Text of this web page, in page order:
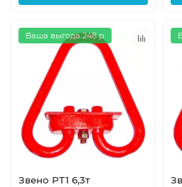
Ваша выгода 248 р
Звено РТ1 6,3т